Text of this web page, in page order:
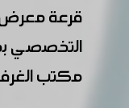
قرعة معرض
التخصصي
مكتب